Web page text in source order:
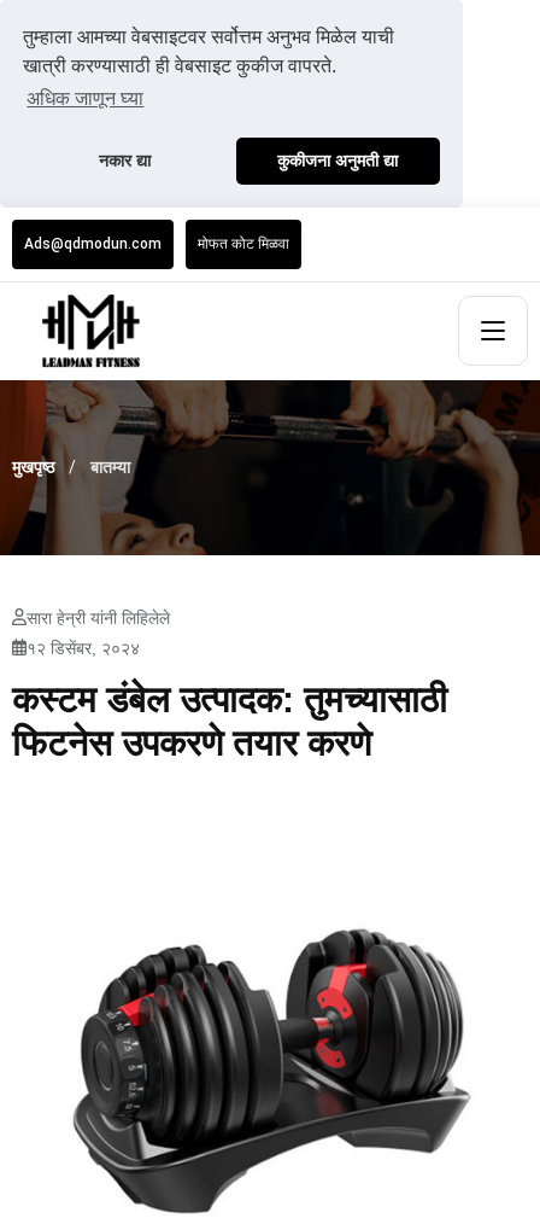
तुम्हाला आमच्या वेबसाइटवर सर्वोत्तम अनुभव मिळेल याची
खात्री करण्यासाठी ही वेबसाइट कुकीज वापरते.
अधिक जाणून घ्या
नकार द्या कुकीजना अनुमती द्या
Ads@qdmodun.com मोफत कोट मिळवा
मुखपृष्ठ बातम्या
सारा हेन्री यांनी लिहिलेले
१२ डिसेंबर, २०२४
कस्टम डंबेल उत्पादक: तुमच्यासाठी
फिटनेस उपकरणे तयार करणे